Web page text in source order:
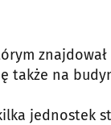
także na
jednostek